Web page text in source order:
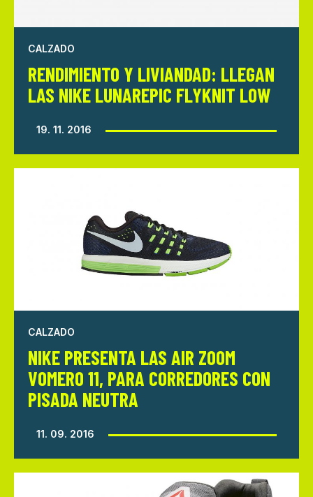
CALZADO
RENDIMIENTO Y LIVIANDAD: LLEGAN
LAS NIKE LUNAREPIC FLYKNIT LOW
19. 11. 2016
CALZADO
NIKE PRESENTA LAS AIR ZOOM
VOMERO 11, PARA CORREDORES CON
PISADA NEUTRA
11. 09. 2016